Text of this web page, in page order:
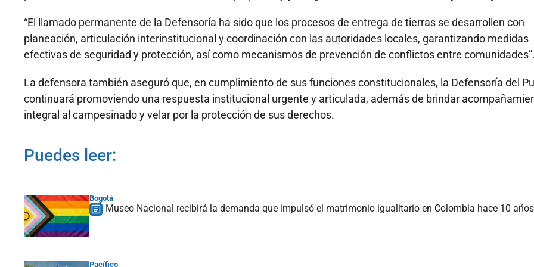
“El llamado permanente de la Defensoría ha sido que los procesos de entrega de tierras se desarrollen con
planeación, articulación interinstitucional y coordinación con las autoridades locales, garantizando medidas
efectivas de seguridad y protección, así como mecanismos de prevención de conflictos entre comunidades”.
La defensora también aseguró que, en cumplimiento de sus funciones constitucionales, la Defensoría del
continuará promoviendo una respuesta institucional urgente y articulada, además de brindar
integral al campesinado y velar por la protección de sus derechos.
Puedes leer:
Bogotá
Museo Nacional recibirá la demanda que impulsó el matrimonio igualitario en Colombia hace 10 años
Pacífico